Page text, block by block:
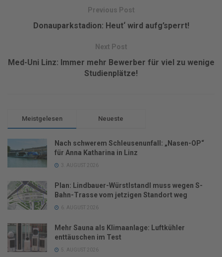
Previous Post
Donauparkstadion: Heut‘ wird aufg’sperrt!
Next Post
Med-Uni Linz: Immer mehr Bewerber für viel zu wenige
Studienplätze!
Meistgelesen Neueste
Nach schwerem Schleusenunfall: „Nasen-OP“
für Anna Katharina in Linz
3. AUGUST 2026
Plan: Lindbauer-Würstlstandl muss wegen S-
Bahn-Trasse vom jetzigen Standort weg
6. AUGUST 2026
Mehr Sauna als Klimaanlage: Luftkühler
enttäuschen im Test
5. AUGUST 2026